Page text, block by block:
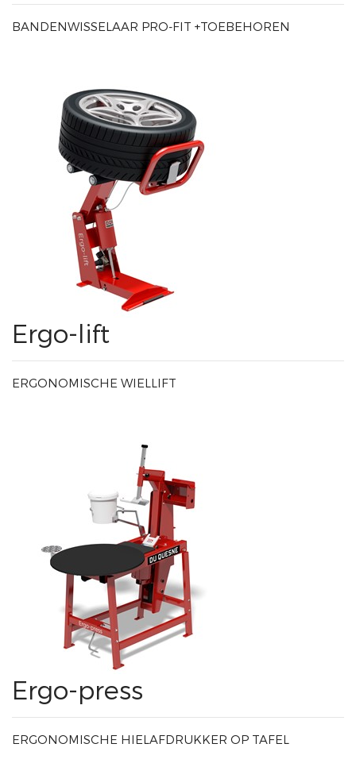
BANDENWISSELAAR PRO-FIT +TOEBEHOREN
Ergo-lift
ERGONOMISCHE WIELLIFT
Ergo-press
ERGONOMISCHE HIELAFDRUKKER OP TAFEL